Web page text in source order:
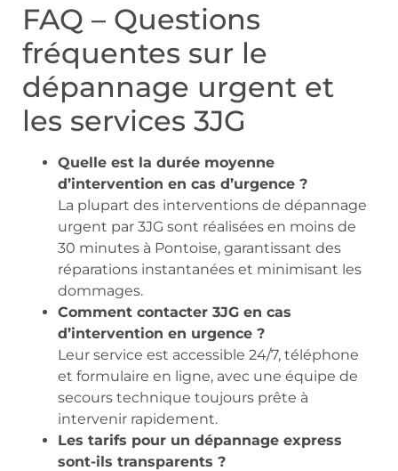
FAQ – Questions
fréquentes sur le
dépannage urgent et
les services 3JG
Quelle est la durée moyenne
d’intervention en cas d’urgence ?
La plupart des interventions de dépannage
urgent par 3JG sont réalisées en moins de
30 minutes à Pontoise, garantissant des
réparations instantanées et minimisant les
dommages.
Comment contacter 3JG en cas
d’intervention en urgence ?
Leur service est accessible 24/7, téléphone
et formulaire en ligne, avec une équipe de
secours technique toujours prête à
intervenir rapidement.
Les tarifs pour un dépannage express
sont-ils transparents ?